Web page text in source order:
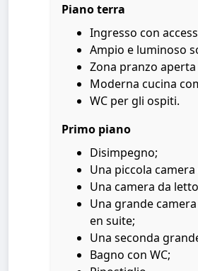
Piano terra
Ingresso con
Ampio e luminoso
Zona pranzo
Moderna cucina
WC per gli ospiti.
Primo piano
Disimpegno;
Una piccola
Una camera da
Una grande
en suite;
Una seconda
Bagno con WC;